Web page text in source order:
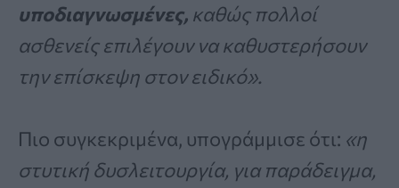
υποδιαγνωσμένες, καθώς πολλοί
ασθενείς επιλέγουν να καθυστερήσουν
την επίσκεψη στον ειδικό».
Πιο συγκεκριμένα, υπογράμμισε ότι: «η
στυτική δυσλειτουργία, για παράδειγμα,